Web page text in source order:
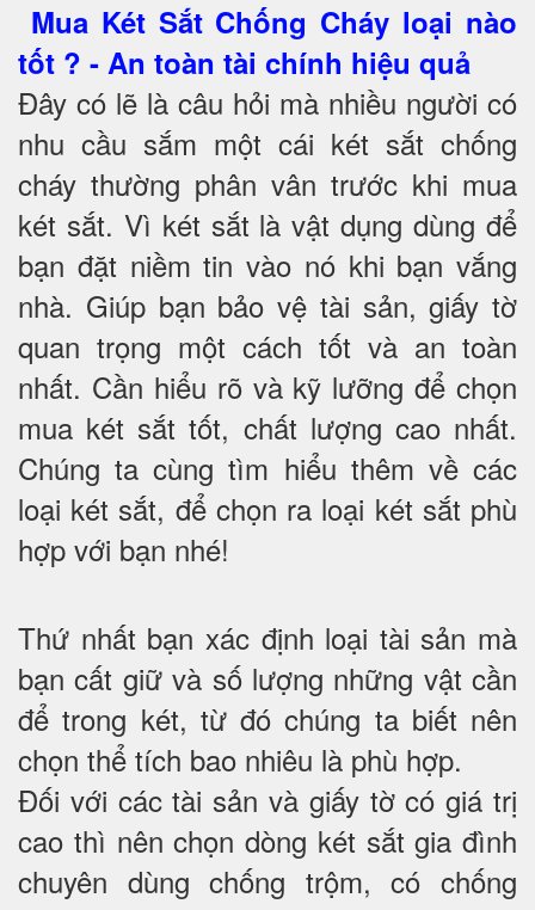
Mua Két Sắt Chống Cháy loại nào
tốt ? - An toàn tài chính hiệu quả
Đây có lẽ là câu hỏi mà nhiều người có
nhu cầu sắm một cái két sắt chống
cháy thường phân vân trước khi mua
két sắt. Vì két sắt là vật dụng dùng để
bạn đặt niềm tin vào nó khi bạn vắng
nhà. Giúp bạn bảo vệ tài sản, giấy tờ
quan trọng một cách tốt và an toàn
nhất. Cần hiểu rõ và kỹ lưỡng để chọn
mua két sắt tốt, chất lượng cao nhất.
Chúng ta cùng tìm hiểu thêm về các
loại két sắt, để chọn ra loại két sắt phù
hợp với bạn nhé!
Thứ nhất bạn xác định loại tài sản mà
bạn cất giữ và số lượng những vật cần
để trong két, từ đó chúng ta biết nên
chọn thể tích bao nhiêu là phù hợp.
Đối với các tài sản và giấy tờ có giá trị
cao thì nên chọn dòng két sắt gia đình
chuyên dùng chống trộm, có chống